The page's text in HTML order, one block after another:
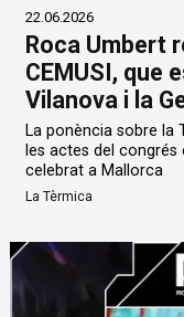
22.06.2026
Roca Umbert
CEMUSI, que
Vilanova i la
La ponència sobre la
les actes del
celebrat a Mallorca
La Tèrmica